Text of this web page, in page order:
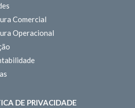
Comercial
Operacional
DE PRIVACIDADE